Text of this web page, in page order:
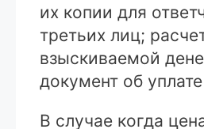
их копии для
третьих лиц;
взыскиваемой
документ об
В случае когда